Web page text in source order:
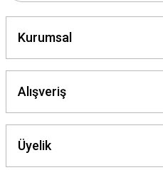
Kurumsal
Alışveriş
Üyelik